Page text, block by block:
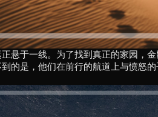
悬于一线。为了找到真正的家园
的是，他们在前行的航道上与愤怒